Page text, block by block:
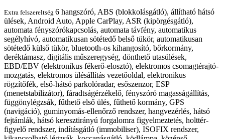
Extra felszereltség 6 hangszóró, ABS (blokkolásgátló), állítható hátsó
ülések, Android Auto, Apple CarPlay, ASR (kipörgésgátló),
automata fényszórókapcsolás, automata távfény, automatikus
segélyhívó, automatikusan sötétedő belső tükör, automatikusan
sötétedő külső tükör, bluetooth-os kihangosító, bőrkormány,
deréktámasz, digitális műszeregység, dönthető utasülések,
EBD/EBV (elektronikus fékerő-elosztó), elektromos csomagtérajtó-
mozgatás, elektromos ülésállítás vezetőoldal, elektronikus
rögzítőfék, első-hátsó parkolóradar, esőszenzor, ESP
(menetstabilizátor), fáradtságérzékelő, fényszóró magasságállítás,
függönylégzsák, fűthető első ülés, fűthető kormány, GPS
(navigáció), guminyomás-ellenőrző rendszer, hangvezérlés, hátsó
fejtámlák, hátsó keresztirányú forgalomra figyelmeztetés, holttér-
figyelő rendszer, indításgátló (immobiliser), ISOFIX rendszer,